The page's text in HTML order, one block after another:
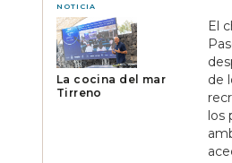
NOTICIA
La cocina del mar
Tirreno
El
de
los